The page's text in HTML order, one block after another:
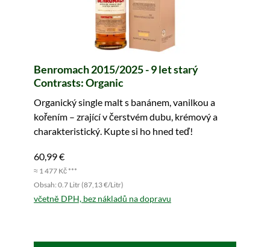
Benromach 2015/2025 - 9 let starý
Contrasts: Organic
Organický single malt s banánem, vanilkou a
kořením – zrající v čerstvém dubu, krémový a
charakteristický. Kupte si ho hned teď!
60,99 €
≈ 1 477 Kč ***
Obsah: 0.7 Litr (87,13 €/Litr)
včetně DPH, bez nákladů na dopravu